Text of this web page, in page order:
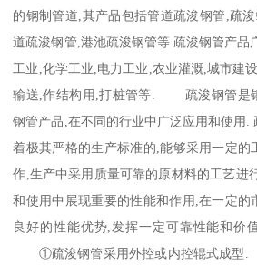
的钢制管道,其产品包括管道疏浚钢管,疏
道疏浚钢管,港池疏浚钢管等.疏浚钢管产品
工业,化学工业,电力工业,农业灌溉,城市建
输送,作结构用,打桩管等. 疏浚钢管是
钢管产品,在不同的行业中广泛应用和使用.
着极其严格的生产标准的,能够采用一定的
作,生产中采用质量可靠的原材料的工艺进
和使用中展现重要的性能和作用,在一定的
良好的性能优势,发挥一定可靠性能和
①疏浚钢管采用外控或内控辊式成